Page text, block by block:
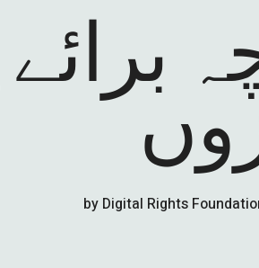
by Digital Rights